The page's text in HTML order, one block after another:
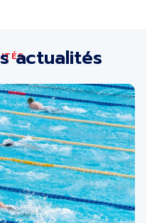
actualités